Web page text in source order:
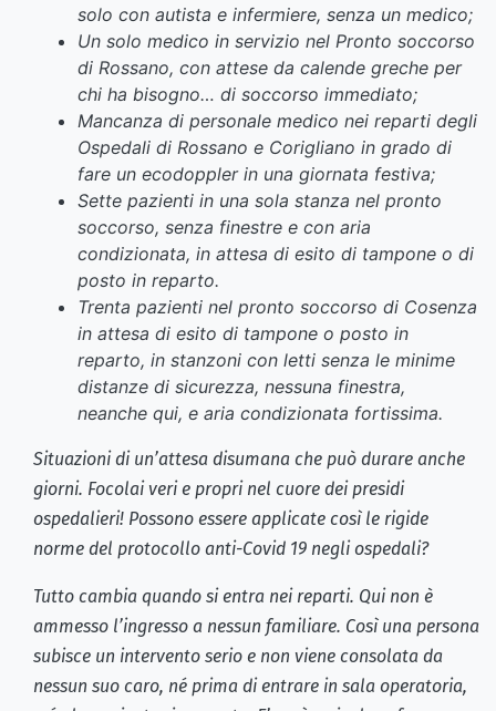
solo con autista e infermiere, senza un medico;
Un solo medico in servizio nel Pronto soccorso
di Rossano, con attese da calende greche per
chi ha bisogno… di soccorso immediato;
Mancanza di personale medico nei reparti degli
Ospedali di Rossano e Corigliano in grado di
fare un ecodoppler in una giornata festiva;
Sette pazienti in una sola stanza nel pronto
soccorso, senza finestre e con aria
condizionata, in attesa di esito di tampone o di
posto in reparto.
Trenta pazienti nel pronto soccorso di Cosenza
in attesa di esito di tampone o posto in
reparto, in stanzoni con letti senza le minime
distanze di sicurezza, nessuna finestra,
neanche qui, e aria condizionata fortissima.
Situazioni di un’attesa disumana che può durare anche
giorni. Focolai veri e propri nel cuore dei presidi
ospedalieri! Possono essere applicate così le rigide
norme del protocollo anti-Covid 19 negli ospedali?
Tutto cambia quando si entra nei reparti. Qui non è
ammesso l’ingresso a nessun familiare. Così una persona
subisce un intervento serio e non viene consolata da
nessun suo caro, né prima di entrare in sala operatoria,